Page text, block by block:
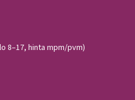
8–17, hinta mpm/pvm)